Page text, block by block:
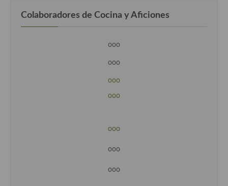
Colaboradores de Cocina y Aficiones
ooo
ooo
ooo
ooo
ooo
ooo
ooo